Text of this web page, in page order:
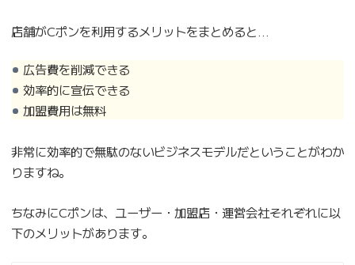
店舗がCポンを利用するメリットをまとめると…
広告費を削減できる
効率的に宣伝できる
加盟費用は無料
非常に効率的で無駄のないビジネスモデルだということがわか
りますね。
ちなみにCポンは、ユーザー・加盟店・運営会社それぞれに以
下のメリットがあります。